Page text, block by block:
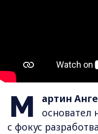
М артин
основател
с фокус